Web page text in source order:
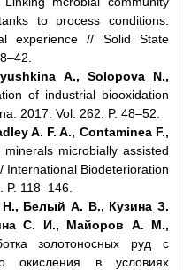
to process conditions:
experience // Solid State
A., Solopova N.,
of industrial biooxidation
2017. Vol. 262. P. 48–52.
A. F. A., Contaminea F.,
microbially assisted
International Biodeterioration
118–146.
Белый А. В., Кузина З.
С. И., Майоров А. М.,
золотоносных руд с
окисления в условиях